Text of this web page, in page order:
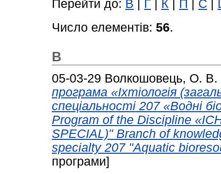
Перейти до: В Г К П С
Число елементів: 56.
В
05-03-29 Волкошовець, О. В.
програма «Іхтіологія
спеціальності 207 «Водні
Program of the Discipline
SPECIAL)" Branch of
specialty 207 "Aquatic
програми]